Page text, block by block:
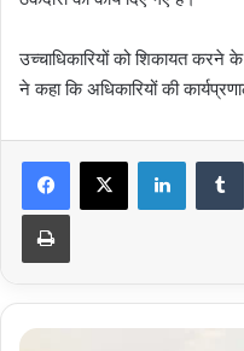
उच्चाधिकारियों को शिकायत करने के
ने कहा कि अधिकारियों की
LinkedIn
Print
अमेरिका